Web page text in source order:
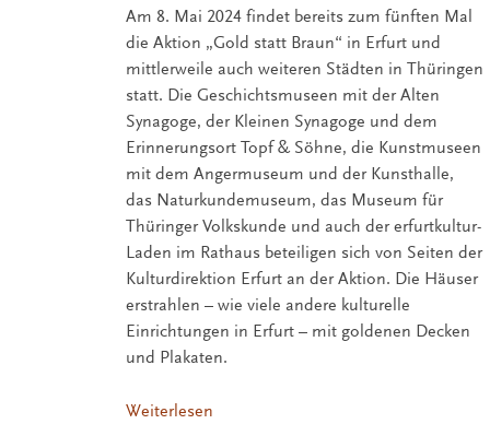
Am 8. Mai 2024 findet bereits zum fünften Mal
die Aktion „Gold statt Braun“ in Erfurt und
mittlerweile auch weiteren Städten in Thüringen
statt. Die Geschichtsmuseen mit der Alten
Synagoge, der Kleinen Synagoge und dem
Erinnerungsort Topf & Söhne, die Kunstmuseen
mit dem Angermuseum und der Kunsthalle,
das Naturkundemuseum, das Museum für
Thüringer Volkskunde und auch der erfurtkultur-
Laden im Rathaus beteiligen sich von Seiten der
Kulturdirektion Erfurt an der Aktion. Die Häuser
erstrahlen – wie viele andere kulturelle
Einrichtungen in Erfurt – mit goldenen Decken
und Plakaten.
Weiterlesen